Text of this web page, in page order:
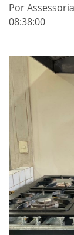
Por
08:38:00